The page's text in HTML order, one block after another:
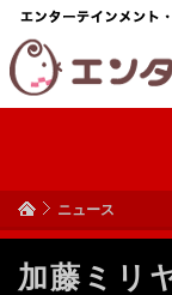
ニュース
加藤ミリ